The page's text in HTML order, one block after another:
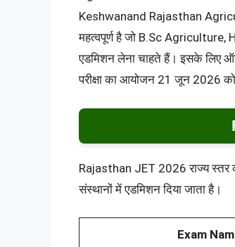
Keshwanand Rajasthan
महत्वपूर्ण है जो B.Sc
एडमिशन लेना चाहते हैं। इसके
परीक्षा का आयोजन 21 जून 2026 को
Rajasthan JET 2026 राज्य स्तर
संस्थानों में एडमिशन दिया जाता है।
Exam